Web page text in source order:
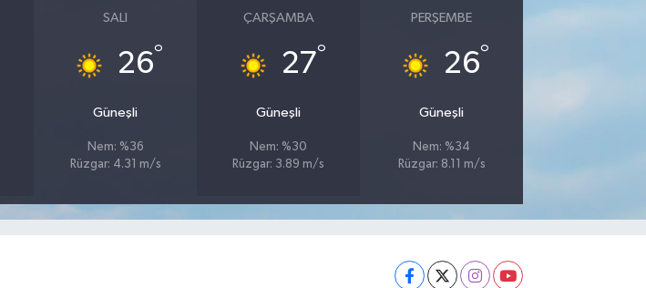
SALI
26°
Güneşli
Nem: %36
Rüzgar: 4.31 m/s
ÇARŞAMBA
27°
Güneşli
Nem: %30
Rüzgar: 3.89 m/s
PERŞEMBE
26°
Güneşli
Nem: %34
Rüzgar: 8.11 m/s